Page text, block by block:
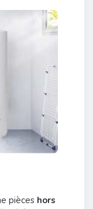
pièces hors